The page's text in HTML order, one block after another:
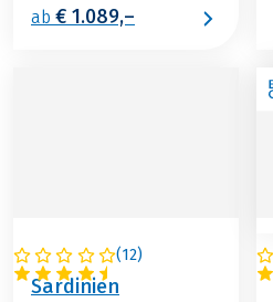
ab € 1.089,–
(12)
ITALIEN
Sardinien